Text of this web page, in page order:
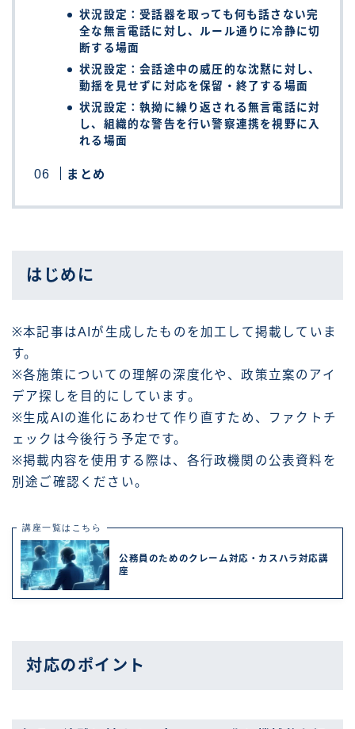
状況設定：受話器を取っても何も話さない完
全な無言電話に対し、ルール通りに冷静に切
断する場面
状況設定：会話途中の威圧的な沈黙に対し、
動揺を見せずに対応を保留・終了する場面
状況設定：執拗に繰り返される無言電話に対
し、組織的な警告を行い警察連携を視野に入
れる場面
まとめ
はじめに
※本記事はAIが生成したものを加工して掲載していま
す。
※各施策についての理解の深度化や、政策立案のアイ
デア探しを目的にしています。
※生成AIの進化にあわせて作り直すため、ファクトチ
ェックは今後行う予定です。
※掲載内容を使用する際は、各行政機関の公表資料を
別途ご確認ください。
講座一覧はこちら
公務員のためのクレーム対応・カスハラ対応講
座
対応のポイント